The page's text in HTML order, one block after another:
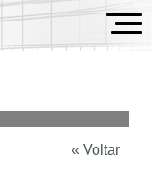
« Voltar